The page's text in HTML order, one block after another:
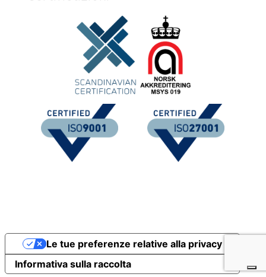
Informativa sulla raccolta
Le tue preferenze relative alla privacy